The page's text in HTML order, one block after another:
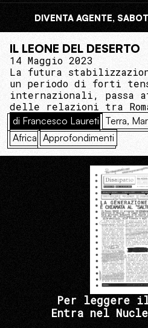
DIVENTA AGENTE,
IL LEONE DEL DESERTO
14 Maggio 2023
La futura
un periodo di forti
internazionali, passa
delle relazioni tra
di Francesco Laureti Terra,
Africa Approfondimenti
Per leggere
Entra nel